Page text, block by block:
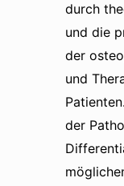
durch
und die
der
und
der